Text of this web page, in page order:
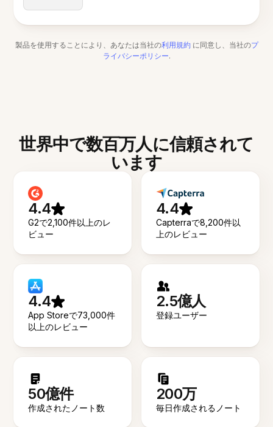
製品を使用することにより、あなたは当社の利用規約 に同意し、当社のプ
ライバシーポリシー.
世界中で数百万人に信頼されて
います
4.4
G2で2,100件以上のレ
ビュー
4.4
Capterraで8,200件以
上のレビュー
4.4
App Storeで73,000件
以上のレビュー
2.5億人
登録ユーザー
50億件
作成されたノート数
200万
毎日作成されるノート